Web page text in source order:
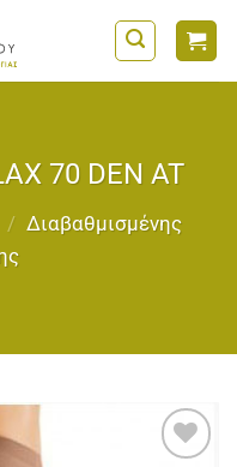
70 DEN AT
/ Διαβαθμισμένης